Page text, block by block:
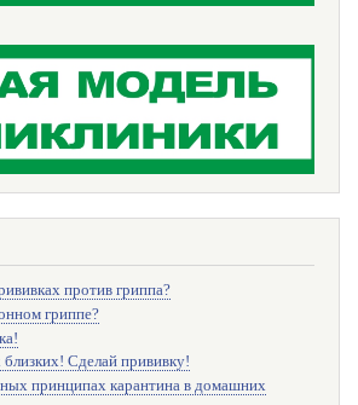
против гриппа?
гриппе?
Сделай прививку!
принципах карантина в домашних